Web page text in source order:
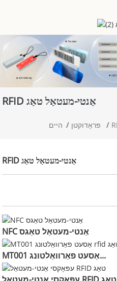
RFID אַנטי-מעטאַל טאַג
היים פּראָדוקטן
RFID אַנטי-מעטאַל טאַג
NFC אַנטי-מעטאַל טאַגס
MT001 אַסעט פאַרוואַלטונג...